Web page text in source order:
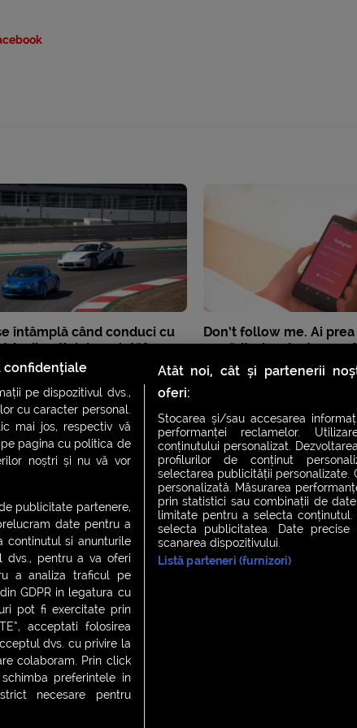
întâmplă când conduci cu
direcției dereglată?
Don’t follow me. Ai
urmăritori pe
problemă
FEVER NIGHT FEVER
LIVE FEVER
de cookies
confidențiale
pe dispozitivul dvs.,
cu caracter personal.
mai jos, respectiv vă
pagina cu politica de
noștri și nu vă vor
publicitate partenere,
date pentru a
continutul si anunturile
dvs., pentru a va oferi
a analiza traficul pe
GDPR in legatura cu
pot fi exercitate prin
acceptati folosirea
dvs. cu privire la
colaboram. Prin click
schimba preferintele in
necesare pentru
Atât noi, cât și partenerii
oferi:
Stocarea și/sau accesarea
performanței reclamelor.
conținutului personalizat.
profilurilor de conținut
selectarea publicității
personalizată. Măsurarea
prin statistici sau combinații de
limitate pentru a selecta
selecta publicitatea. Date
scanarea dispozitivului.
Listă parteneri (furnizori)